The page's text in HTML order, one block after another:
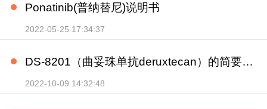
Ponatinib(普纳替尼)说明书
2022-05-25 17:34:37
DS-8201（曲妥珠单抗deruxtecan）的简要说明书
2022-10-09 14:32:48